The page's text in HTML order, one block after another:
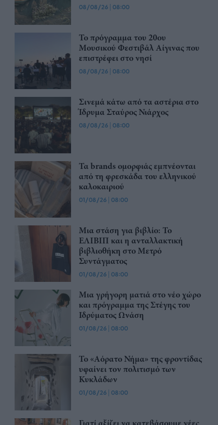
08/08/26 | 08:00
Το πρόγραμμα του 20ου
Μουσικού Φεστιβάλ Αίγινας που
επιστρέφει στο νησί
08/08/26 | 08:00
Σινεμά κάτω από τα αστέρια στο
Ίδρυμα Σταύρος Νιάρχος
08/08/26 | 08:00
Τα brands ομορφιάς εμπνέονται
από τη φρεσκάδα του ελληνικού
καλοκαιριού
01/08/26 | 08:00
Μια στάση για βιβλίο: Το
ΕΛΙΒΙΠ και η ανταλλακτική
βιβλιοθήκη στο Μετρό
Συντάγματος
01/08/26 | 08:00
Μια γρήγορη ματιά στο νέο χώρο
και πρόγραμμα της Στέγης του
Ιδρύματος Ωνάση
01/08/26 | 08:00
Το «Αόρατο Νήμα» της φροντίδας
υφαίνει τον πολιτισμό των
Κυκλάδων
01/08/26 | 08:00